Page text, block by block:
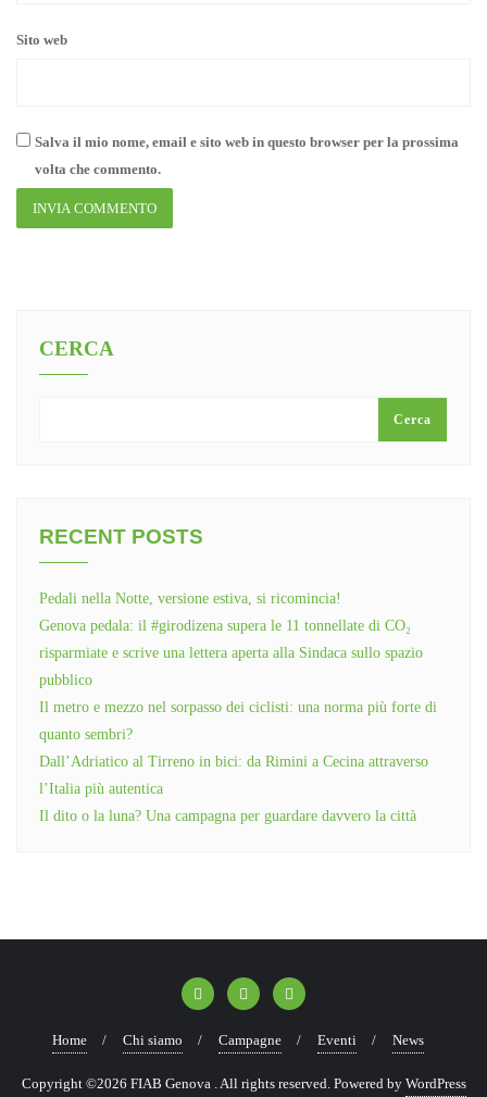
Sito web
Salva il mio nome, email e sito web in questo browser per la prossima
volta che commento.
CERCA
Cerca
RECENT POSTS
Pedali nella Notte, versione estiva, si ricomincia!
Genova pedala: il #girodizena supera le 11 tonnellate di CO₂
risparmiate e scrive una lettera aperta alla Sindaca sullo spazio
pubblico
Il metro e mezzo nel sorpasso dei ciclisti: una norma più forte di
quanto sembri?
Dall’Adriatico al Tirreno in bici: da Rimini a Cecina attraverso
l’Italia più autentica
Il dito o la luna? Una campagna per guardare davvero la città
Home Chi siamo Campagne Eventi News
Copyright ©2026 FIAB Genova . All rights reserved. Powered by WordPress